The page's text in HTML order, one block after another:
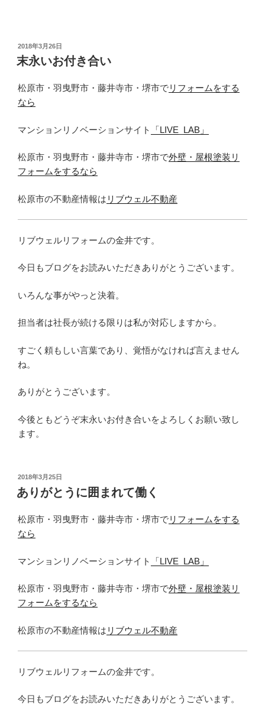
投
稿
日:
2018年3月26日
末永いお付き合い
松原市・羽曳野市・藤井寺市・堺市でリフォームをする
なら
マンションリノベーションサイト 「LIVE_LAB」
松原市・羽曳野市・藤井寺市・堺市で外壁・屋根塗装リ
フォームをするなら
松原市の不動産情報は リブウェル不動産
リブウェルリフォームの金井です。
今日もブログをお読みいただきありがとうございます。
いろんな事がやっと決着。
担当者は社長が続ける限りは私が対応しますから。
すごく頼もしい言葉であり、覚悟がなければ言えません
ね。
ありがとうございます。
今後ともどうぞ末永いお付き合いをよろしくお願い致し
ます。
投
稿
日:
2018年3月25日
ありがとうに囲まれて働く
松原市・羽曳野市・藤井寺市・堺市でリフォームをする
なら
マンションリノベーションサイト 「LIVE_LAB」
松原市・羽曳野市・藤井寺市・堺市で外壁・屋根塗装リ
フォームをするなら
松原市の不動産情報は リブウェル不動産
リブウェルリフォームの金井です。
今日もブログをお読みいただきありがとうございます。